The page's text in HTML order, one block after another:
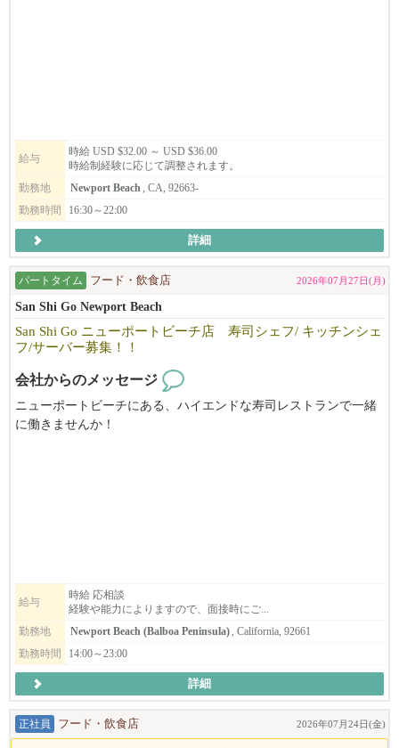
給与
時給 USD $32.00 ～ USD $36.00
時給制経験に応じて調整されます。
勤務地
Newport Beach
, CA, 92663-
勤務時間
16:30～22:00
詳細
パートタイム フード・飲食店 2026年07月27日(月)
San Shi Go Newport Beach
San Shi Go ニューポートビーチ店 寿司シェフ/ キッチンシェ
フ/サーバー募集！！
会社からのメッセージ
ニューポートビーチにある、ハイエンドな寿司レストランで一緒
に働きませんか！
スタッフ同士のチームワークとコミュニケーションも大事にして
います。
パート、フルタイムの希望など詳細は、面接にてご相談くださ
い。
ご応募お待ちしています！！
給与
時給 応相談
経験や能力によりますので、面接時にご...
勤務地
Newport Beach (Balboa Peninsula), California, 92661
勤務時間
14:00～23:00
詳細
正社員 フード・飲食店 2026年07月24日(金)